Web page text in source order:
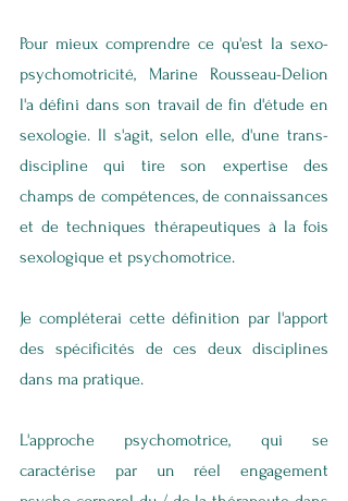
Pour mieux comprendre ce qu'est la sexo-
psychomotricité, Marine Rousseau-Delion
l'a défini dans son travail de fin d'étude en
sexologie. Il s'agit, selon elle, d'une trans-
discipline qui tire son expertise des
champs de compétences, de connaissances
et de techniques thérapeutiques à la fois
sexologique et psychomotrice.
Je compléterai cette définition par l'apport
des spécificités de ces deux disciplines
dans ma pratique.
L'approche psychomotrice, qui se
caractérise par un réel engagement